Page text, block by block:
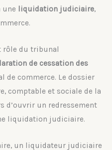
une liquidation judiciaire,
rôle du tribunal
de cessation des
de commerce. Le dossier
comptable et sociale de la
d’ouvrir un redressement
liquidation judiciaire.
un liquidateur judiciaire